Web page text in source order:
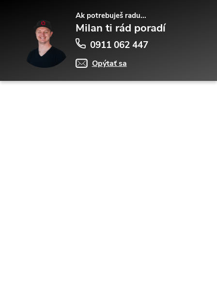
Ak potrebuješ radu...
Milan ti rád poradí
0911 062 447
Opýtať sa